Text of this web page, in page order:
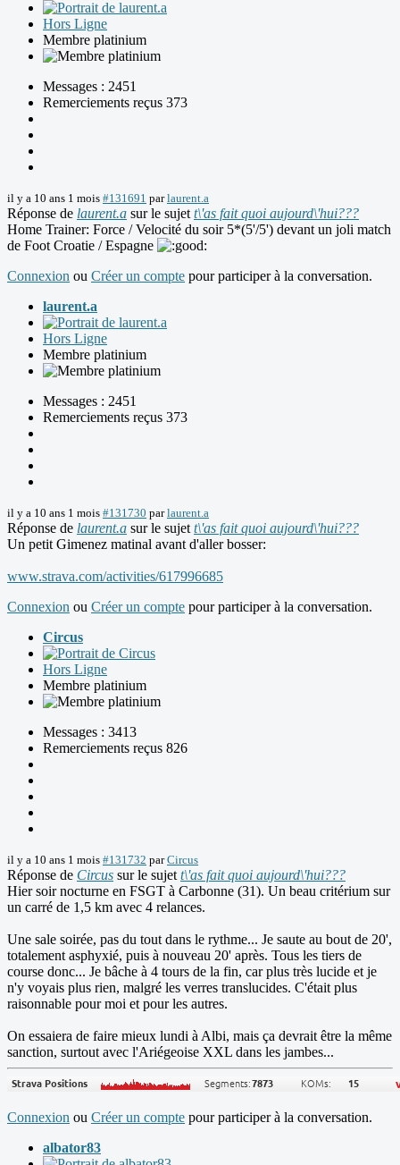
Hors Ligne
Membre platinium
Messages : 2451
Remerciements reçus 373
il y a 10 ans 1 mois #131691 parlaurent.a
Réponse de laurent.a sur le sujet t\'as fait quoi aujourd\'hui???
Home Trainer: Force / Velocité du soir 5*(5'/5') devant un joli match
de Foot Croatie / Espagne
Connexion ou Créer un compte pour participer à la conversation.
laurent.a
Hors Ligne
Membre platinium
Messages : 2451
Remerciements reçus 373
il y a 10 ans 1 mois #131730 parlaurent.a
Réponse de laurent.a sur le sujet t\'as fait quoi aujourd\'hui???
Un petit Gimenez matinal avant d'aller bosser:
www.strava.com/activities/617996685
Connexion ou Créer un compte pour participer à la conversation.
Circus
Hors Ligne
Membre platinium
Messages : 3413
Remerciements reçus 826
il y a 10 ans 1 mois #131732 parCircus
Réponse de Circus sur le sujet t\'as fait quoi aujourd\'hui???
Hier soir nocturne en FSGT à Carbonne (31). Un beau critérium sur
un carré de 1,5 km avec 4 relances.
Une sale soirée, pas du tout dans le rythme... Je saute au bout de 20',
totalement asphyxié, puis à nouveau 20' après. Tous les tiers de
course donc... Je bâche à 4 tours de la fin, car plus très lucide et je
n'y voyais plus rien, malgré les verres translucides. C'était plus
raisonnable pour moi et pour les autres.
On essaiera de faire mieux lundi à Albi, mais ça devrait être la même
sanction, surtout avec l'Ariégeoise XXL dans les jambes...
Connexion ou Créer un compte pour participer à la conversation.
albator83